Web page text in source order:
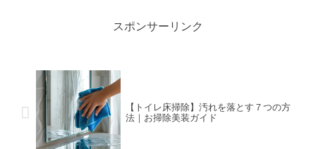
スポンサーリンク
【トイレ床掃除】汚れを落とす７つの方
法｜お掃除美装ガイド